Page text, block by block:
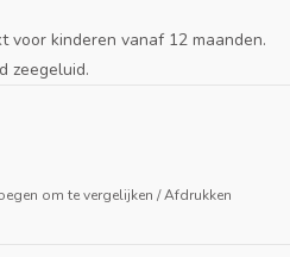
voor kinderen vanaf 12 maanden.
zeegeluid.
om te vergelijken /Afdrukken